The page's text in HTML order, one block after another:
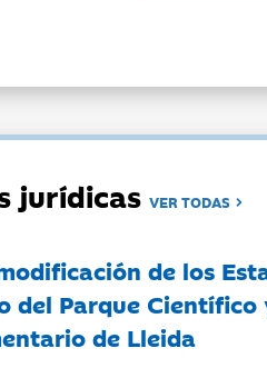
jurídicasVER TODAS
de los
del Parque Científico
de Lleida